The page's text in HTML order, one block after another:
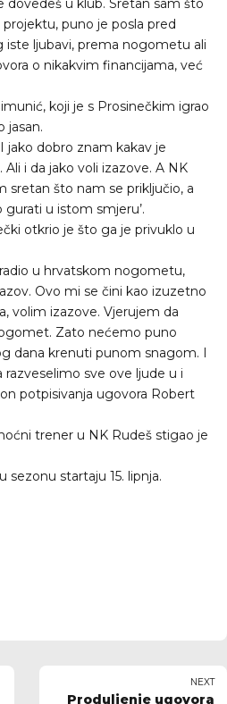
dovedeš u klub. Sretan sam što
puno je posla pred
iste ljubavi, prema nogometu ali
o nikakvim financijama, već
koji je s Prosinečkim igrao
jasan.
jako dobro znam kakav je
i da jako voli izazove. A NK
sretan što nam se priključio, a
u istom smjeru’.
otkrio je što ga je privuklo u
u hrvatskom nogometu,
Ovo mi se čini kao izuzetno
volim izazove. Vjerujem da
Zato nećemo puno
dana krenuti punom snagom. I
sve ove ljude u i
potpisivanja ugovora Robert
trener u NK Rudeš stigao je
sezonu startaju 15. lipnja.
NEXT
Produljenje ugovora